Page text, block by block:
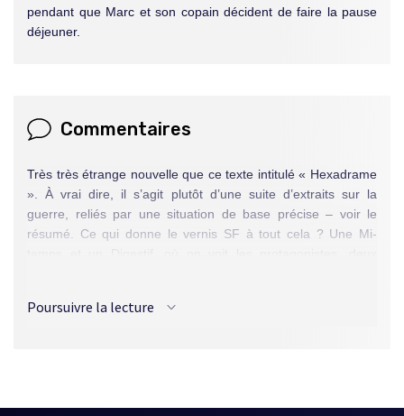
pendant que Marc et son copain décident de faire la pause
déjeuner.
Commentaires
Très très étrange nouvelle que ce texte intitulé « Hexadrame
». À vrai dire, il s’agit plutôt d’une suite d’extraits sur la
guerre, reliés par une situation de base précise – voir le
résumé. Ce qui donne le vernis SF à tout cela ? Une Mi-
reviennent à la salle de jeux, l’incendie a ravagé une partie
La Guerre 39-45, un jeu de stratégie. L’interpénétration de la
Poursuivre la lecture